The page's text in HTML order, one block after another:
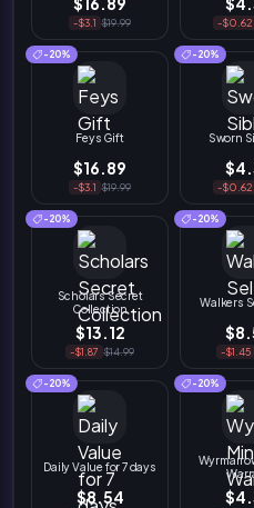
-$3.1 $19.99 -$0.62
-20%
Feys Gift
$16.89
-$3.1 $19.99
-20%
Sworn
-$0.62
-20%
Scholars Secret
Collection
$13.12
-$1.87 $14.99
-20%
Walkers
-$1.45
-20%
Daily Value for 7 days
$8.54
-20%